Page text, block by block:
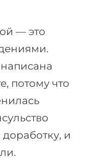
— это
потому что
и